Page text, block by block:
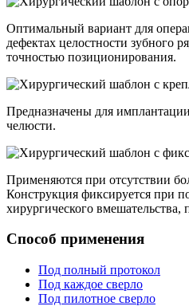
Оптимальный вариант для
дефектах целостности зубного
точностью позиционирования.
Предназначены для
челюсти.
Применяются при отсутствии
Конструкция фиксируется при
хирургического вмешательства,
Способ применения
Под полный протокол
Под каждое сверло
Под пилотное сверло